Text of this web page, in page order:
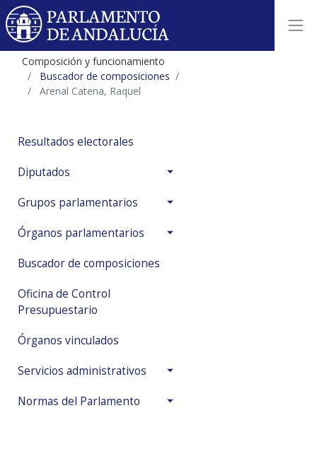
Composición y funcionamiento
Buscador de composiciones
Arenal Catena, Raquel
Resultados electorales
Diputados
Grupos parlamentarios
Órganos parlamentarios
Buscador de composiciones
Oficina de Control
Presupuestario
Órganos vinculados
Servicios administrativos
Normas del Parlamento